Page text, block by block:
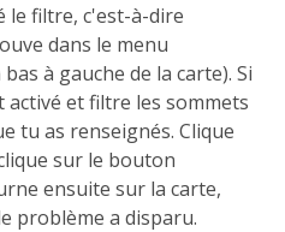
le filtre, c'est-à-dire
dans le menu
à gauche de la carte). Si
et filtre les sommets
tu as renseignés. Clique
sur le bouton
ensuite sur la carte,
problème a disparu.